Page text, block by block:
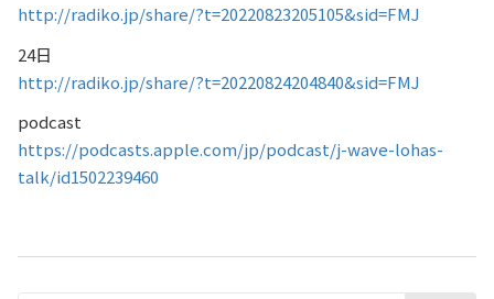
http://radiko.jp/share/?t=20220823205105&sid=FMJ
24日
http://radiko.jp/share/?t=20220824204840&sid=FMJ
podcast
https://podcasts.apple.com/jp/podcast/j-wave-lohas-
talk/id1502239460